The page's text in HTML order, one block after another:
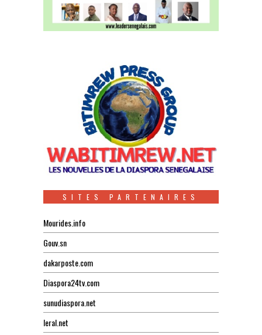
SITES PARTENAIRES
Mourides.info
Gouv.sn
dakarposte.com
Diaspora24tv.com
sunudiaspora.net
leral.net